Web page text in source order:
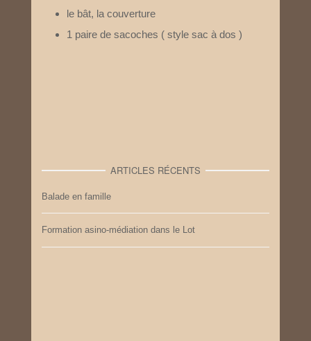
le bât, la couverture
1 paire de sacoches ( style sac à dos )
ARTICLES RÉCENTS
Balade en famille
Formation asino-médiation dans le Lot